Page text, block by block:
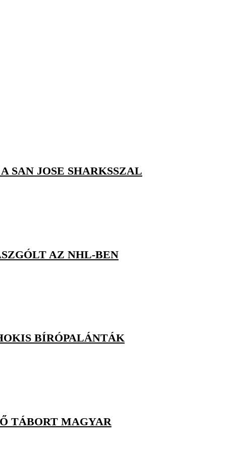
SAN JOSE SHARKSSZAL
AZ NHL-BEN
BÍRÓPALÁNTÁK
TÁBORT MAGYAR